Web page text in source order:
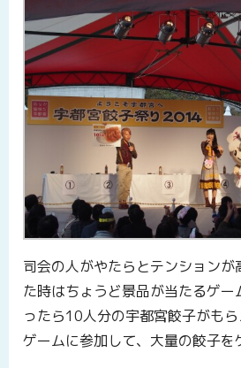
司会の人がやたらとテンション
た時はちょうど景品が当たるゲー
ったら10人分の宇都宮餃子がも
ゲームに参加して、大量の餃子を